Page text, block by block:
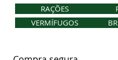
RAÇÕES
VERMÍFUGOS